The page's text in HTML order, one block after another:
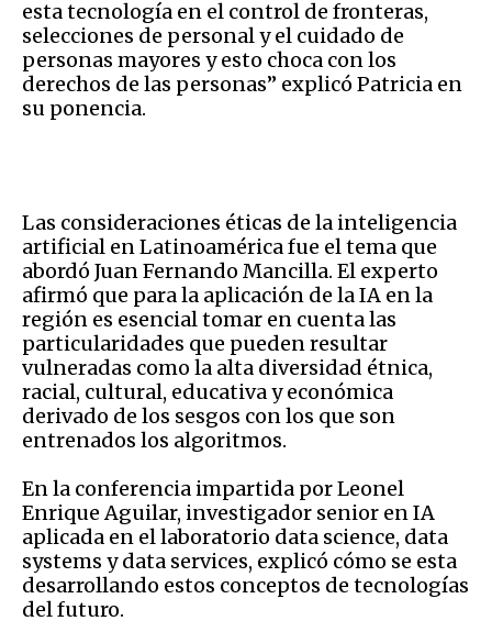
esta tecnología en el control de fronteras,
selecciones de personal y el cuidado de
personas mayores y esto choca con los
derechos de las personas” explicó Patricia en
su ponencia.
Las consideraciones éticas de la inteligencia
artificial en Latinoamérica fue el tema que
abordó Juan Fernando Mancilla. El experto
afirmó que para la aplicación de la IA en la
región es esencial tomar en cuenta las
particularidades que pueden resultar
vulneradas como la alta diversidad étnica,
racial, cultural, educativa y económica
derivado de los sesgos con los que son
entrenados los algoritmos.
En la conferencia impartida por Leonel
Enrique Aguilar, investigador senior en IA
aplicada en el laboratorio data science, data
systems y data services, explicó cómo se esta
desarrollando estos conceptos de tecnologías
del futuro.